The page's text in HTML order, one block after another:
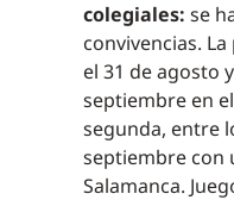
colegiales: se
convivencias.
el 31 de agosto
septiembre en
segunda, entre
septiembre con
Salamanca.